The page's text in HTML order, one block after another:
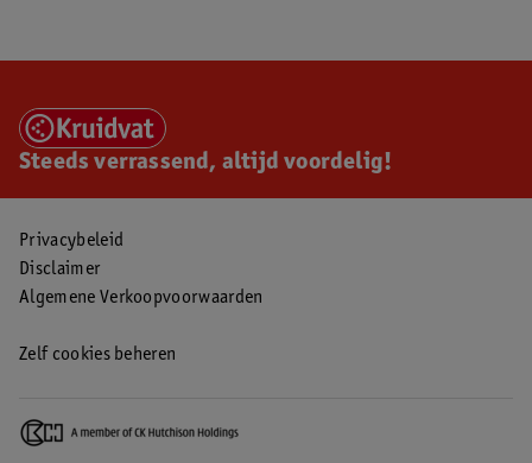
Steeds verrassend, altijd voordelig!
Privacybeleid
Disclaimer
Algemene Verkoopvoorwaarden
Zelf cookies beheren